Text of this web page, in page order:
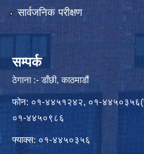
सार्वजनिक परीक्षण
सम्पर्क
ठेगाना :- डाँछी, काठमाडौं
फोन: ०१-४४५१२४२, ०१-
०१-४४५०९८६
फ्याक्स: ०१-४४५०३५६